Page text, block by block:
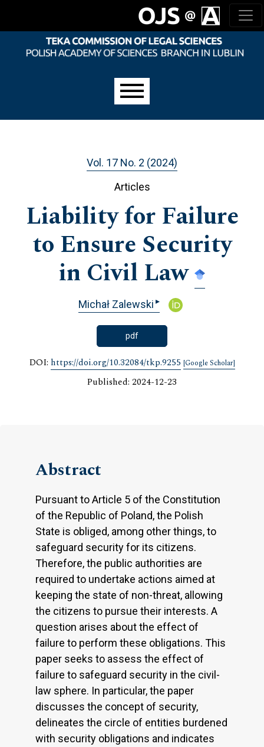
Vol. 17 No. 2 (2024)
Articles
Liability for Failure
to Ensure Security
in Civil Law
Michał Zalewski ▸
pdf
DOI: https://doi.org/10.32084/tkp.9255 [Google Scholar]
Published: 2024-12-23
Abstract
Pursuant to Article 5 of the Constitution
of the Republic of Poland, the Polish
State is obliged, among other things, to
safeguard security for its citizens.
Therefore, the public authorities are
required to undertake actions aimed at
keeping the state of non-threat, allowing
the citizens to pursue their interests. A
question arises about the effect of
failure to perform these obligations. This
paper seeks to assess the effect of
failure to safeguard security in the civil-
law sphere. In particular, the paper
discusses the concept of security,
delineates the circle of entities burdened
with security obligations and indicates